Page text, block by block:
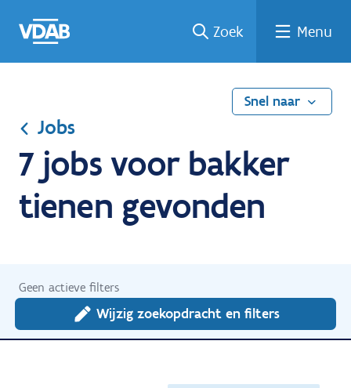
naar
een
een
job
naar
Zoek Menu
Snel naar
Jobs
7 jobs voor bakker
tienen gevonden
Geen actieve filters
Wijzig zoekopdracht en filters